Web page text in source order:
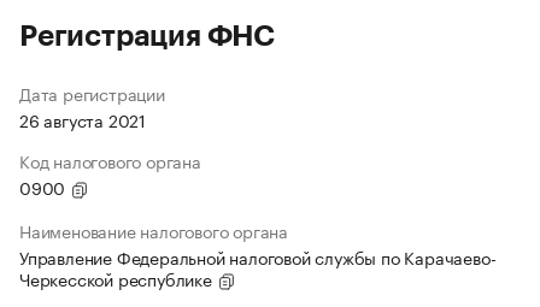
Регистрация ФНС
Дата регистрации
26 августа 2021
Код налогового органа
0900
Наименование налогового органа
Управление Федеральной налоговой службы по Карачаево-
Черкесской республике